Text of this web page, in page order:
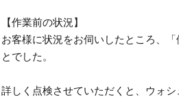
【作業前の状況】
お客様に状況をお伺いしたところ、
とでした。
詳しく点検させていただくと、ウォ